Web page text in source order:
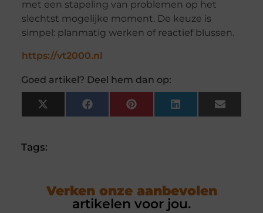
met een stapeling van problemen op het
slechtst mogelijke moment. De keuze is
simpel: planmatig werken of reactief blussen.
https://vt2000.nl
Goed artikel? Deel hem dan op:
X
(Twitter)
FacebookPinterestLinkedInEmail
Tags:
Verken onze aanbevolen
artikelen voor jou.